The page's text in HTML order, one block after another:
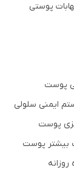
پوستی
ایمنی سلولی
پوست
بیشتر پوست